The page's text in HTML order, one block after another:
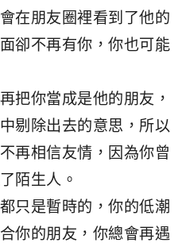
在朋友圈裡看到了他的
卻不再有你，你也可能
把你當成是他的朋友，
剔除出去的意思，所以
再相信友情，因為你曾
陌生人。
只是暫時的，你的低潮
你的朋友，你總會再遇